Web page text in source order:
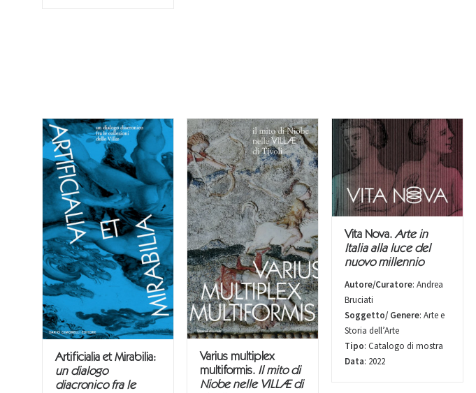
Artificialia et Mirabilia:
un dialogo
diacronico fra le
Varius multiplex
multiformis. Il mito di
Niobe nelle VILLÆ di
Vita Nova.Arte in
Italia alla luce del
nuovo millennio
Autore/Curatore: Andrea
Bruciati
Soggetto/ Genere: Arte e
Storia dell’Arte
Tipo: Catalogo di mostra
Data: 2022